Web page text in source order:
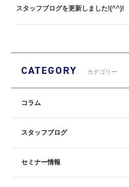
スタッフブログを更新しました!(^^)!
CATEGORY カテゴリー
コラム
スタッフブログ
セミナー情報